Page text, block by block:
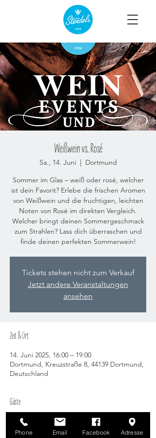
Weißwein vs. Rosé
Sa., 14. Juni
  |
Dortmund
Sommer im Glas – weiß oder rosé, welcher
ist dein Favorit? Erlebe die frischen Aromen
von Weißwein und die fruchtigen, leichten
Noten von Rosé im direkten Vergleich.
Welcher bringt deinen Sommergeschmack
zum Strahlen? Lass dich überraschen und
finde deinen perfekten Sommerwein!
Tickets stehen nicht zum Verkauf
Jetzt andere Veranstaltungen
ansehen
Zeit & Ort
14. Juni 2025, 16:00 – 19:00
Dortmund, Kreuzstraße 8, 44139 Dortmund,
Deutschland
Gäste
+8 weitere Gäste
Phone Email Facebook Adresse